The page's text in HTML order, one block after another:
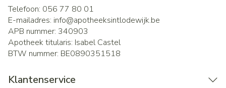
Telefoon: 056 77 80 01
E-mailadres: info@apotheeksintlodewijk.be
APB nummer: 340903
Apotheek titularis: Isabel Castel
BTW nummer: BE0890351518
Klantenservice